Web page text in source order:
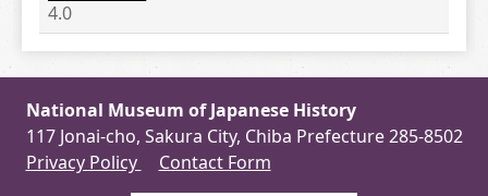
4.0
National Museum of Japanese History
117 Jonai-cho, Sakura City, Chiba Prefecture 285-8502
Privacy Policy
Contact Form